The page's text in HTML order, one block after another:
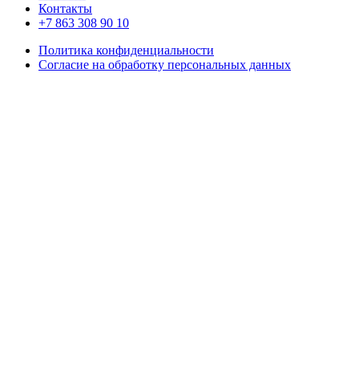
Контакты
+7 863 308 90 10
Политика конфиденциальности
Согласие на обработку персональных данных